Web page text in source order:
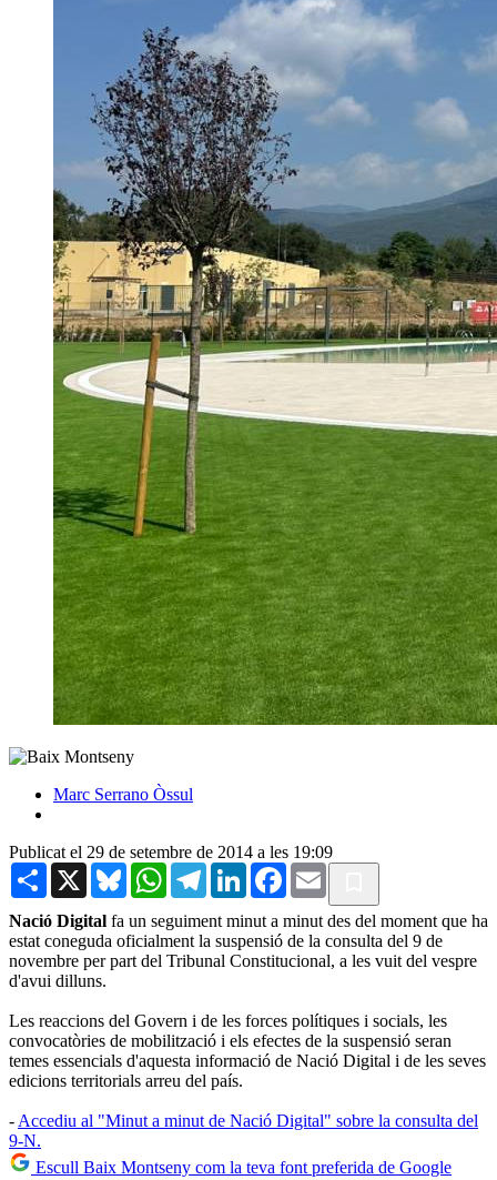
Marc Serrano Òssul
Publicat el 29 de setembre de 2014 a les 19:09
Share X BlueskyWhatsAppTelegramLinkedInFacebook
Email
Nació Digital fa un seguiment minut a minut des del moment que ha
estat coneguda oficialment la suspensió de la consulta del 9 de
novembre per part del Tribunal Constitucional, a les vuit del vespre
d'avui dilluns.
Les reaccions del Govern i de les forces polítiques i socials, les
convocatòries de mobilització i els efectes de la suspensió seran
temes essencials d'aquesta informació de Nació Digital i de les seves
edicions territorials arreu del país.
- Accediu al "Minut a minut de Nació Digital" sobre la consulta del
9-N.
Escull Baix Montseny com la teva font preferida de Google